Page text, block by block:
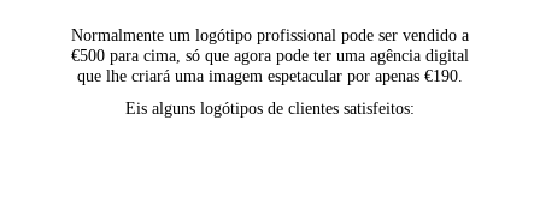
Normalmente um logótipo profissional pode ser vendido a
€500 para cima, só que agora pode ter uma agência digital
que lhe criará uma imagem espetacular por apenas €190.
Eis alguns logótipos de clientes satisfeitos: